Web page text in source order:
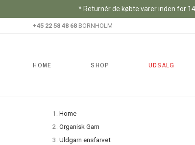
* Returnér de købte varer inden for
+45 22 58 48 68 BORNHOLM
HOME SHOP UDSALG
Home
Organisk Garn
Uldgarn ensfarvet